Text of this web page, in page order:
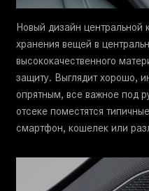
Новый дизайн центральной
хранения вещей в
высококачественного
защиту. Выглядит хорошо,
опрятным, все важное под
отсеке поместятся
смартфон, кошелек или